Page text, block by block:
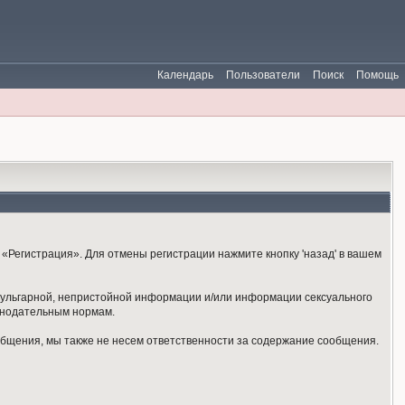
Помощь
Поиск
Пользователи
Календарь
Для отмены регистрации нажмите кнопку 'назад' в вашем
непристойной информации и/или информации сексуального
нормам.
мы также не несем ответственности за содержание сообщения.